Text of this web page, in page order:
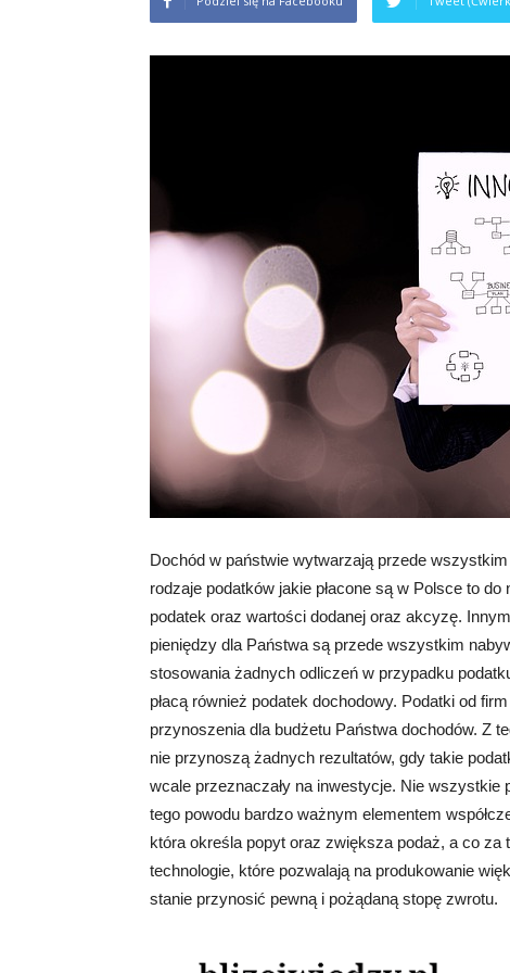
Dochód w państwie wytwarzają przede
rodzaje podatków jakie płacone są w Polsce to
podatek oraz wartości dodanej oraz akcyzę.
pieniędzy dla Państwa są przede wszystkim
stosowania żadnych odliczeń w przypadku
płacą również podatek dochodowy. Podatki od
przynoszenia dla budżetu Państwa dochodów. Z
nie przynoszą żadnych rezultatów, gdy takie
wcale przeznaczały na inwestycje. Nie
tego powodu bardzo ważnym elementem
która określa popyt oraz zwiększa podaż, a co
technologie, które pozwalają na produkowanie
stanie przynosić pewną i pożądaną stopę zwrotu.